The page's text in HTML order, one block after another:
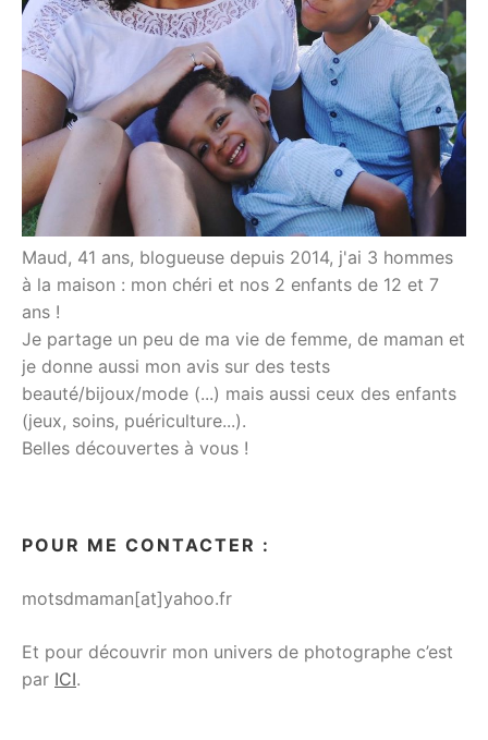
Maud, 41 ans, blogueuse depuis 2014, j'ai 3 hommes
à la maison : mon chéri et nos 2 enfants de 12 et 7
ans !
Je partage un peu de ma vie de femme, de maman et
je donne aussi mon avis sur des tests
beauté/bijoux/mode (...) mais aussi ceux des enfants
(jeux, soins, puériculture...).
Belles découvertes à vous !
POUR ME CONTACTER :
motsdmaman[at]yahoo.fr
Et pour découvrir mon univers de photographe c’est
par ICI.